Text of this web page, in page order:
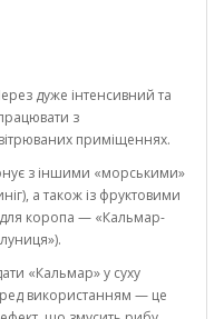
дуже інтенсивний та
з
приміщеннях.
з іншими «морськими»
а також із фруктовими
коропа — «Кальмар-
«Кальмар» у суху
використанням — це